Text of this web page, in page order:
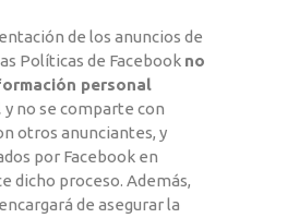
de los anuncios de
Políticas de Facebook no
personal
y no se comparte con
otros anunciantes, y
por Facebook en
dicho proceso. Además,
de asegurar la